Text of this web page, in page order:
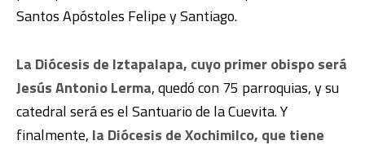
Santos Apóstoles Felipe y Santiago.
La Diócesis de Iztapalapa, cuyo primer obispo será
Jesús Antonio Lerma, quedó con 75 parroquias, y su
catedral será es el Santuario de la Cuevita. Y
finalmente, la Diócesis de Xochimilco, que tiene